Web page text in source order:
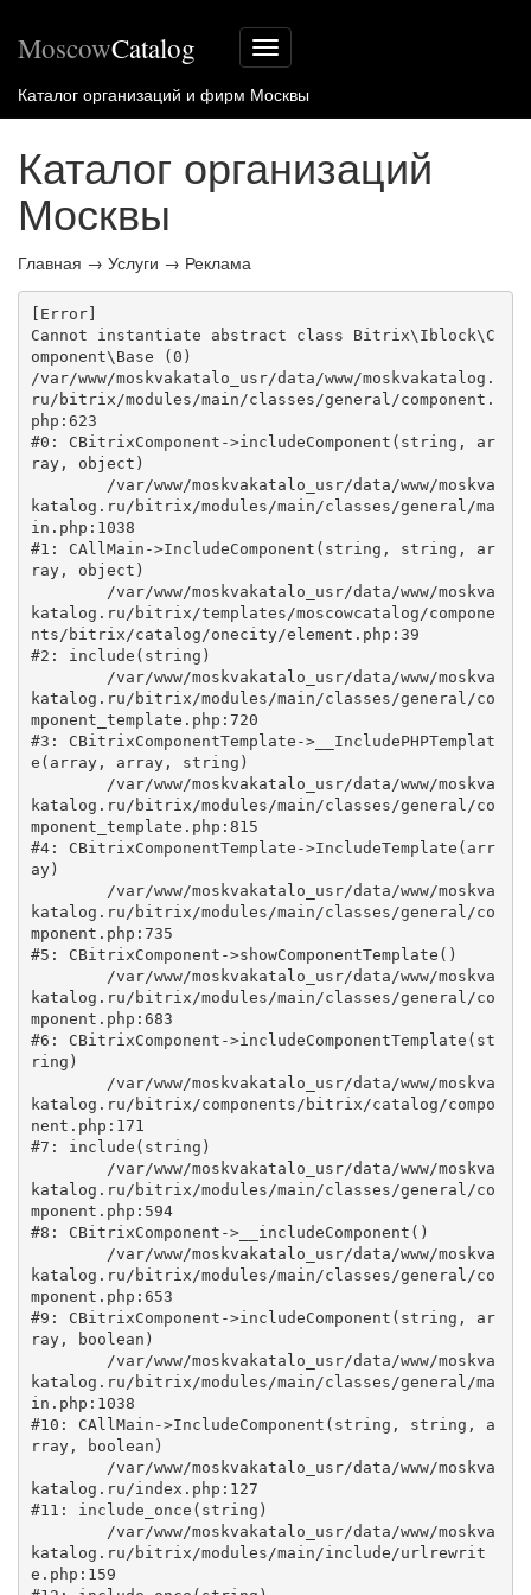
Меню
сайта
MoscowCatalog
Каталог организаций и фирм Москвы
Каталог организаций
Москвы
Главная → Услуги → Реклама
[Error]
Cannot instantiate abstract class Bitrix\Iblock\C
omponent\Base (0)
/var/www/moskvakatalo_usr/data/www/moskvakatalog.
ru/bitrix/modules/main/classes/general/component.
php:623
#0: CBitrixComponent->includeComponent(string, ar
ray, object)
katalog.ru/bitrix/modules/main/classes/general/ma
in.php:1038
#1: CAllMain->IncludeComponent(string, string, ar
ray, object)
katalog.ru/bitrix/templates/moscowcatalog/compone
nts/bitrix/catalog/onecity/element.php:39
#2: include(string)
katalog.ru/bitrix/modules/main/classes/general/co
mponent_template.php:720
#3: CBitrixComponentTemplate->__IncludePHPTemplat
e(array, array, string)
katalog.ru/bitrix/modules/main/classes/general/co
mponent_template.php:815
#4: CBitrixComponentTemplate->IncludeTemplate(arr
ay)
katalog.ru/bitrix/modules/main/classes/general/co
mponent.php:735
#5: CBitrixComponent->showComponentTemplate()
katalog.ru/bitrix/modules/main/classes/general/co
mponent.php:683
#6: CBitrixComponent->includeComponentTemplate(st
ring)
katalog.ru/bitrix/components/bitrix/catalog/compo
nent.php:171
#7: include(string)
katalog.ru/bitrix/modules/main/classes/general/co
mponent.php:594
#8: CBitrixComponent->__includeComponent()
katalog.ru/bitrix/modules/main/classes/general/co
mponent.php:653
#9: CBitrixComponent->includeComponent(string, ar
ray, boolean)
katalog.ru/bitrix/modules/main/classes/general/ma
in.php:1038
#10: CAllMain->IncludeComponent(string, string, a
rray, boolean)
katalog.ru/index.php:127
#11: include_once(string)
katalog.ru/bitrix/modules/main/include/urlrewrit
e.php:159